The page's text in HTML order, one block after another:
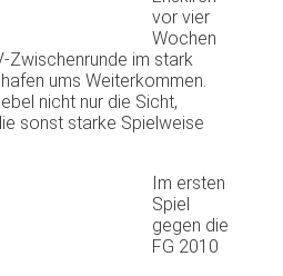
vor vier
Wochen
Zwischenrunde im stark
ums Weiterkommen.
nicht nur die Sicht,
sonst starke Spielweise
Im ersten
Spiel
gegen die
FG 2010